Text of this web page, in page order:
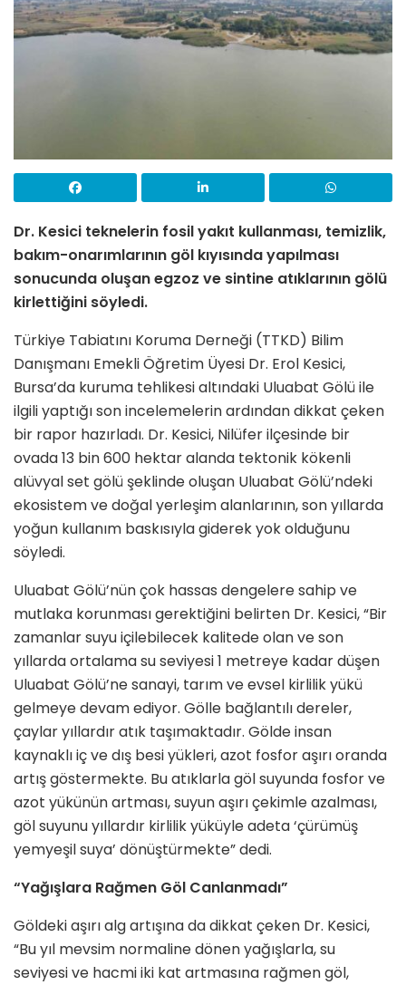
Dr. Kesici teknelerin fosil yakıt kullanması, temizlik,
bakım-onarımlarının göl kıyısında yapılması
sonucunda oluşan egzoz ve sintine atıklarının gölü
kirlettiğini söyledi.
Türkiye Tabiatını Koruma Derneği (TTKD) Bilim
Danışmanı Emekli Öğretim Üyesi Dr. Erol Kesici,
Bursa’da kuruma tehlikesi altındaki Uluabat Gölü ile
ilgili yaptığı son incelemelerin ardından dikkat çeken
bir rapor hazırladı. Dr. Kesici, Nilüfer ilçesinde bir
ovada 13 bin 600 hektar alanda tektonik kökenli
alüvyal set gölü şeklinde oluşan Uluabat Gölü’ndeki
ekosistem ve doğal yerleşim alanlarının, son yıllarda
yoğun kullanım baskısıyla giderek yok olduğunu
söyledi.
Uluabat Gölü’nün çok hassas dengelere sahip ve
mutlaka korunması gerektiğini belirten Dr. Kesici, “Bir
zamanlar suyu içilebilecek kalitede olan ve son
yıllarda ortalama su seviyesi 1 metreye kadar düşen
Uluabat Gölü’ne sanayi, tarım ve evsel kirlilik yükü
gelmeye devam ediyor. Gölle bağlantılı dereler,
çaylar yıllardır atık taşımaktadır. Gölde insan
kaynaklı iç ve dış besi yükleri, azot fosfor aşırı oranda
artış göstermekte. Bu atıklarla göl suyunda fosfor ve
azot yükünün artması, suyun aşırı çekimle azalması,
göl suyunu yıllardır kirlilik yüküyle adeta ‘çürümüş
yemyeşil suya’ dönüştürmekte” dedi.
“Yağışlara Rağmen Göl Canlanmadı”
Göldeki aşırı alg artışına da dikkat çeken Dr. Kesici,
“Bu yıl mevsim normaline dönen yağışlarla, su
seviyesi ve hacmi iki kat artmasına rağmen göl,